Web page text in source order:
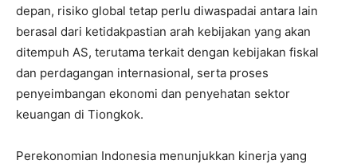
depan, risiko global tetap perlu diwaspadai antara lain
berasal dari ketidakpastian arah kebijakan yang akan
ditempuh AS, terutama terkait dengan kebijakan fiskal
dan perdagangan internasional, serta proses
penyeimbangan ekonomi dan penyehatan sektor
keuangan di Tiongkok.
Perekonomian Indonesia menunjukkan kinerja yang